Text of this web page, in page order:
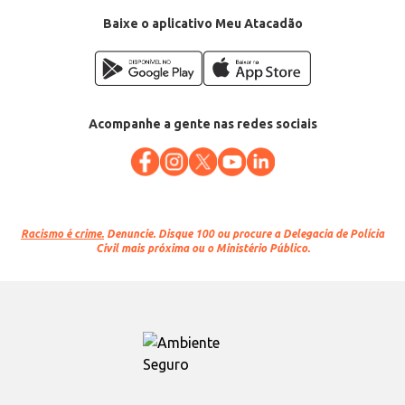
Baixe o aplicativo Meu Atacadão
Acompanhe a gente nas redes sociais
Racismo é crime. Denuncie. Disque 100 ou procure a Delegacia de Polícia
Civil mais próxima ou o Ministério Público.